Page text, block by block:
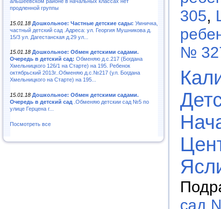
продленной группы
15.01.18 Дошкольное: Частные детские сады: Умничка,
частный детский сад .Адреса: ул. Георгия Мушникова д.
15/3 ул. Дагестанская д.29 ул...
15.01.18 Дошкольное: Обмен детскими садами.
Очередь в детский сад: Обменяю д.с.217 (Богдана
Хмельницкого 126/1 на Старте) на 195. Ребенок
октябрьский 2013г..Обменяю д.с.№217 (ул. Богдана
Хмельницкого на Старте) на 195...
15.01.18 Дошкольное: Обмен детскими садами.
Очередь в детский сад .Обменяю детскии сад №5 по
улице Герцена г...
Посмотреть все
305,
№
сад